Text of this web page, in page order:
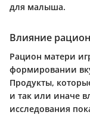
для малыша.
Влияние
Рацион матери
формировании
Продукты,
и так или иначе
исследования